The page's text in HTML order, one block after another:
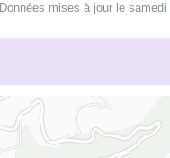
Données mises à jour le